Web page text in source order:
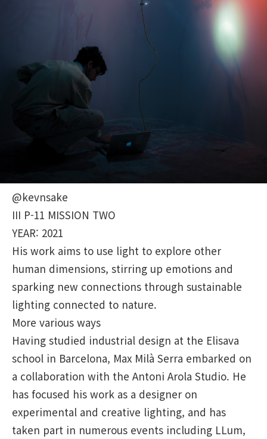
@kevnsake
III P-11 MISSION TWO
YEAR: 2021
His work aims to use light to explore other
human dimensions, stirring up emotions and
sparking new connections through sustainable
lighting connected to nature.
More various ways
Having studied industrial design at the Elisava
school in Barcelona, Max Milà Serra embarked on
a collaboration with the Antoni Arola Studio. He
has focused his work as a designer on
experimental and creative lighting, and has
taken part in numerous events including LLum,